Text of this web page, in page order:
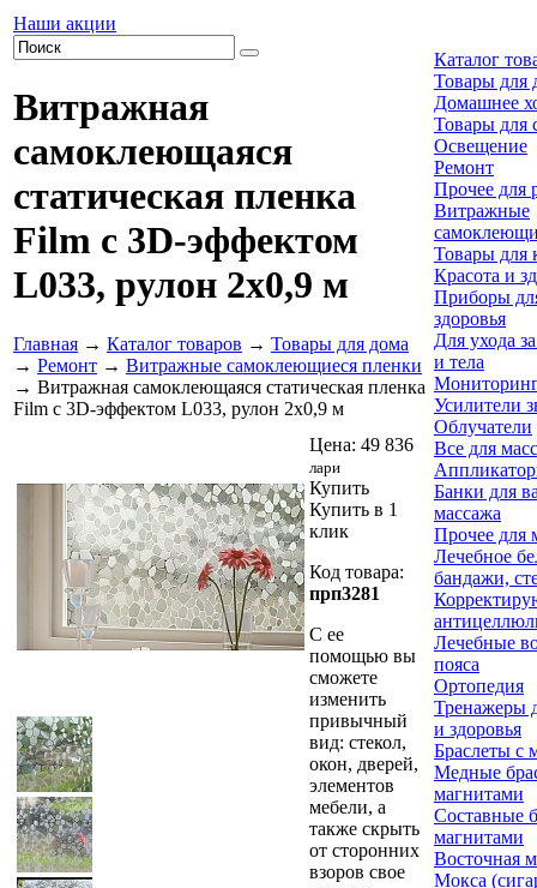
Наши акции
Витражная
самоклеющаяся
статическая пленка
Film с 3D-эффектом
L033, рулон 2х0,9 м
Главная → Каталог товаров → Товары для дома
→ Ремонт → Витражные самоклеющиеся пленки
→ Витражная самоклеющаяся статическая пленка
Film с 3D-эффектом L033, рулон 2х0,9 м
Цена: 49 836
лари
Купить
Купить в 1
клик
Код товара:
прп3281
С ее
помощью вы
сможете
изменить
привычный
вид: стекол,
окон, дверей,
элементов
мебели, а
также скрыть
от сторонних
взоров свое
Каталог
Товары для
Домашнее
Товары для
Освещение
Ремонт
Прочее для
Витражные
Товары для
Красота и
Приборы
здоровья
Для ухода
и тела
Усилители
Облучатели
Все для
Банки для
массажа
Прочее для
Лечебное
бандажи,
Лечебные
пояса
Ортопедия
Тренажеры
и здоровья
Браслеты с
Медные
магнитами
Составные
магнитами
Восточная
Мокса